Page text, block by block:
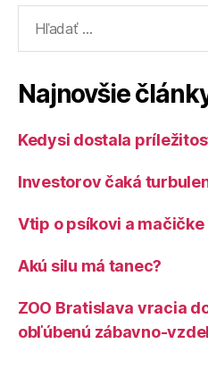
Najnovšie
Kedysi dostala
Investorov čaká
Vtip o psíkovi a mačičke
Akú silu má tanec?
ZOO Bratislava vracia
obľúbenú zábavno-